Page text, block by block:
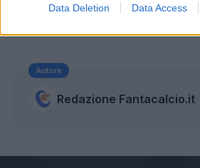
Data Deletion Data Access
Autore
Redazione Fantacalcio.it